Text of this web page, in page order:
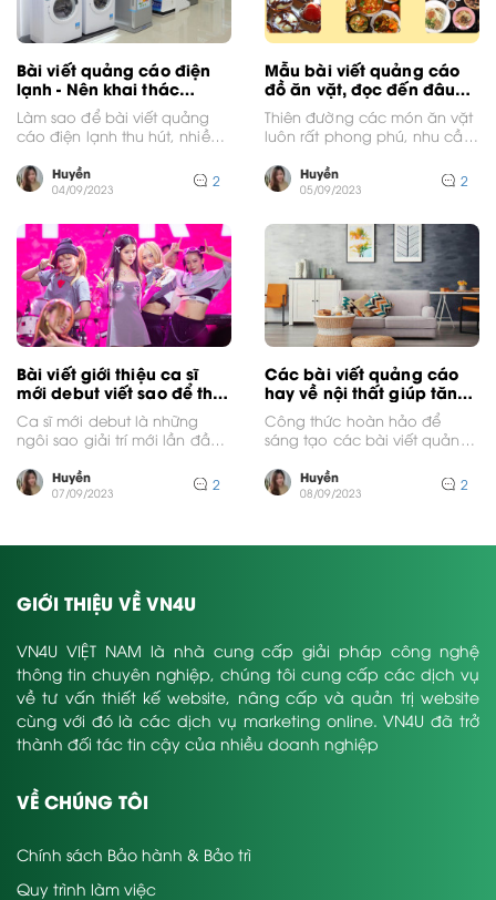
Bài viết quảng cáo điện
lạnh - Nên khai thác
những chủ đề nào?
Làm sao để bài viết quảng
cáo điện lạnh thu hút, nhiều
khách...
Huyền
04/09/2023 2
Mẫu bài viết quảng cáo
đồ ăn vặt, đọc đến đâu
muốn order đến đó
Thiên đường các món ăn vặt
luôn rất phong phú, nhu cầu
cũng...Huyền
05/09/2023 2
Bài viết giới thiệu ca sĩ
mới debut viết sao để thu
hút?
Ca sĩ mới debut là những
ngôi sao giải trí mới lần đầu
Huyền
07/09/2023 2
Các bài viết quảng cáo
hay về nội thất giúp tăng
doanh thu
Công thức hoàn hảo để
sáng tạo các bài viết quảng
là... Huyền
08/09/2023 2
GIỚI THIỆU VỀ VN4U
VN4U VIỆT NAM là nhà cung cấp giải pháp công nghệ
thông tin chuyên nghiệp, chúng tôi cung cấp các dịch vụ
về tư vấn thiết kế website, nâng cấp và quản trị website
cùng với đó là các dịch vụ marketing online. VN4U đã trở
thành đối tác tin cậy của nhiều doanh nghiệp
VỀ CHÚNG TÔI
Chính sách Bảo hành & Bảo trì
Quy trình làm việc